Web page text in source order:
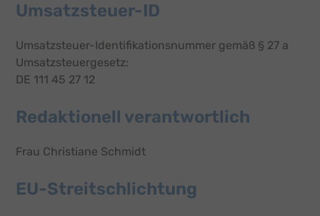
Umsatzsteuer-ID
Umsatzsteuer-Identifikationsnummer gemäß § 27 a
Umsatzsteuergesetz:
DE 111 45 27 12
Redaktionell verantwortlich
Frau Christiane Schmidt
EU-Streitschlichtung